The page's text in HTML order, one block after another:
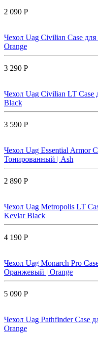
2 090 Р
Чехол Uag Civilian Case
Orange
3 290 Р
Чехол Uag Civilian LT Case
Black
3 590 Р
Чехол Uag Essential Armor
Тонированный | Ash
2 890 Р
Чехол Uag Metropolis LT
Kevlar Black
4 190 Р
Чехол Uag Monarch Pro
Оранжевый | Orange
5 090 Р
Чехол Uag Pathfinder Case
Orange